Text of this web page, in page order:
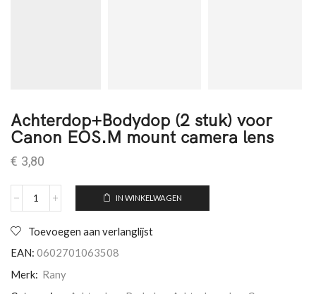
Achterdop+Bodydop (2 stuk) voor
Canon EOS.M mount camera lens
€ 3,80
IN WINKELWAGEN
Toevoegen aan verlanglijst
EAN: 0602701063508
Merk: Rany